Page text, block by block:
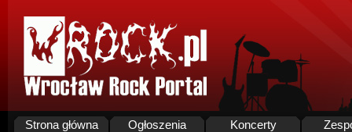
Strona główna Ogłoszenia Koncerty